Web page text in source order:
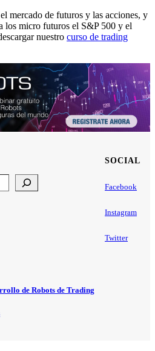
mercado de futuros y las acciones, y
los micro futuros el S&P 500 y el
nuestro curso de trading
SOCIAL
Facebook
Instagram
Twitter
de Robots de Trading